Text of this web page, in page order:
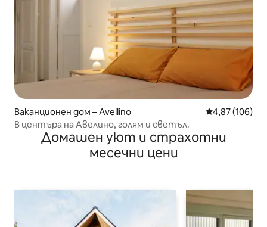
Ваканционен дом – Avellino Средна
4,87 (106)
В центъра на Авелино, голям и светъл.
Домашен уют и страхотни
месечни цени